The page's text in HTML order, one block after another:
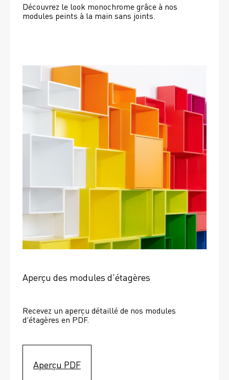
Découvrez le look monochrome grâce à nos
modules peints à la main sans joints.
Aperçu des modules d'étagères
Recevez un aperçu détaillé de nos modules
d'étagères en PDF.
Aperçu PDF